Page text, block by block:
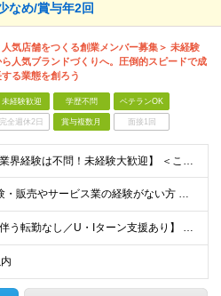
なめ/賞与年2回
人気店舗をつくる創業メンバー募集＞ 未経験
ら人気ブランドづくりへ。圧倒的スピードで成
する業態を創ろう
未経験歓迎 学歴不問 ベテランOK
完全週休2日 賞与複数月 面接1回
【学歴・業界経験は不問！未経験大歓迎】 ＜こんな方、大歓迎！＞ ・新しいことにイチから挑戦し、ワクワクする熱量を味わいたい方 ・毎日同じことの繰り返しから抜け出したい方 ・新しいブランドづくりに興味
■業界経験・販売やサービス業の経験がない方 月給29.5万円～ ※固定残業手当（51,937円～/月30時間分）、固定深夜割増手当（3,463円～月10時間分） ■外食業界で店長・副店長等の経験をお
【転居を伴う転勤なし／U・Iターン支援あり】 本社（恵比寿）または当社が運営する東京都内の直営店舗での勤務 ※配属先は経験・希望・プロジェクト内容を踏まえて決定します。 ★社宅・引越支援制度あり（